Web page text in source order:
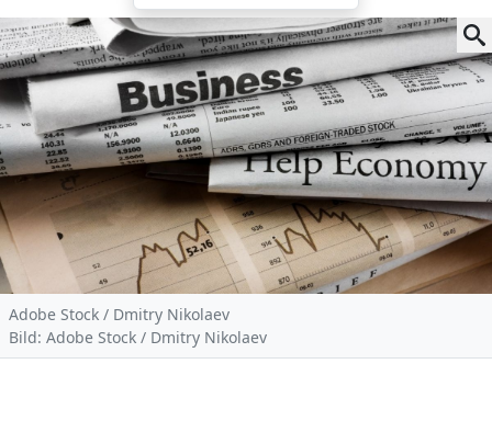
Adobe Stock / Dmitry Nikolaev
Bild: Adobe Stock / Dmitry Nikolaev